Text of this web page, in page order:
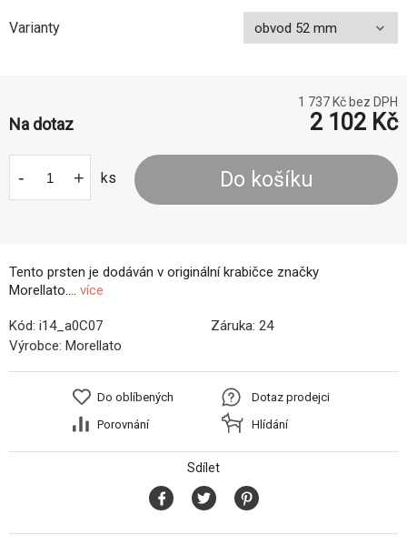
Tento prsten je dodáván v originální krabičce značky
Morellato.... více
Varianty
1 737 Kč bez DPH
Na dotaz 2 102 Kč
- + ks Do košíku
Kód: i14_a0C07 Záruka: 24
Výrobce: Morellato
Do oblíbených
Porovnání
Dotaz prodejci
Hlídání
Sdílet